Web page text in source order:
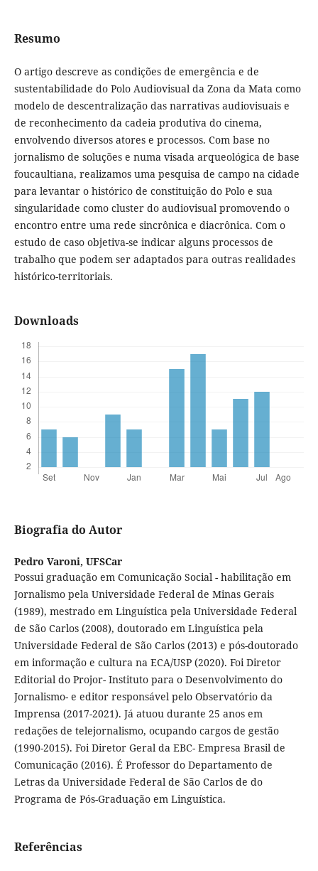
Resumo
O artigo descreve as condições de emergência e de
sustentabilidade do Polo Audiovisual da Zona da Mata como
modelo de descentralização das narrativas audiovisuais e
de reconhecimento da cadeia produtiva do cinema,
envolvendo diversos atores e processos. Com base no
jornalismo de soluções e numa visada arqueológica de base
foucaultiana, realizamos uma pesquisa de campo na cidade
para levantar o histórico de constituição do Polo e sua
singularidade como cluster do audiovisual promovendo o
encontro entre uma rede sincrônica e diacrônica. Com o
estudo de caso objetiva-se indicar alguns processos de
trabalho que podem ser adaptados para outras realidades
histórico-territoriais.
Downloads
Biografia do Autor
Pedro Varoni, UFSCar
Possui graduação em Comunicação Social - habilitação em
Jornalismo pela Universidade Federal de Minas Gerais
(1989), mestrado em Linguística pela Universidade Federal
de São Carlos (2008), doutorado em Linguística pela
Universidade Federal de São Carlos (2013) e pós-doutorado
em informação e cultura na ECA/USP (2020). Foi Diretor
Editorial do Projor- Instituto para o Desenvolvimento do
Jornalismo- e editor responsável pelo Observatório da
Imprensa (2017-2021). Já atuou durante 25 anos em
redações de telejornalismo, ocupando cargos de gestão
(1990-2015). Foi Diretor Geral da EBC- Empresa Brasil de
Comunicação (2016). É Professor do Departamento de
Letras da Universidade Federal de São Carlos de do
Programa de Pós-Graduação em Linguística.
Referências